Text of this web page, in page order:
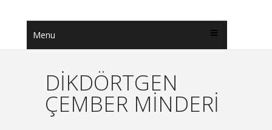
Menu
DİKDÖRTGEN
ÇEMBER MİNDERİ